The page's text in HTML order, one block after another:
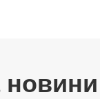
новини